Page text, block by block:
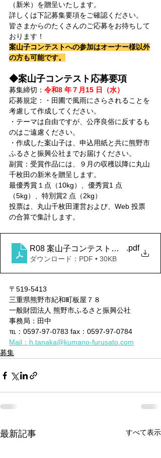
（新米）を贈呈いたします。
詳しくは下記募集要項をご確認ください。
皆さまからのたくさんのご応募をお待ちして
おります！
案山子コンテストへの参加はオーナー様以外
の方も可能です。
◆案山子コンテスト応募要項
募集締切： 令和8 年７月15 日（水）
応募規定：・田圃で風雨にさらされることを
考慮して作成してください。
・テーマは自由ですが、公序良俗に反するも
のはご遠慮ください。
・作成した案山子は、申込用紙と共に熊野市
ふるさと振興公社までお届けください。
副賞：受賞作品には、９月の収穫以降に丸山
千枚田の新米を贈呈します。
最優秀賞１点（10kg）、優秀賞1 点
（5kg）、特別賞2 点（2kg）
投票は、丸山千枚田運営および、Web 投票
の合算で集計します。
R08 案山子コンテスト応募用紙
.pdf
ダウンロード：PDF • 30KB
〒519-5413
三重県熊野市紀和町板屋７８
一般財団法人 熊野市ふるさと振興公社
事務局：田中
℡：0597-97-0783 fax：0597-97-0784
Mail：h.tanaka@kumano-furusato.com
募集
最新記事 すべて表示